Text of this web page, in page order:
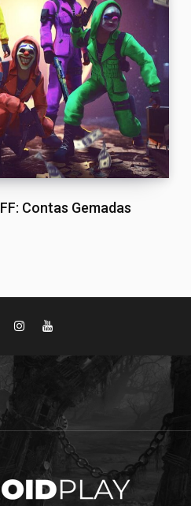
Contas Gemadas